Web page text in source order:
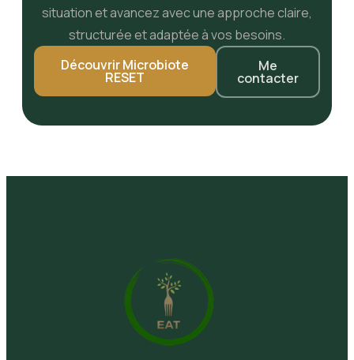
situation et avancez avec une approche claire,
structurée et adaptée à vos besoins.
Découvrir Microbiote
RESET
Me
contacter